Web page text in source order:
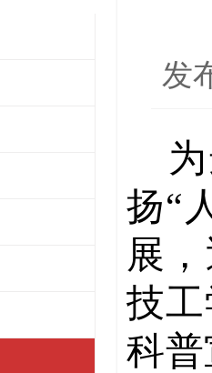
发
扬“
展
技
科